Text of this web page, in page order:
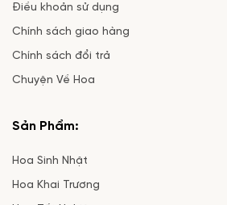
Điều khoản sử dụng
Chính sách giao hàng
Chính sách đổi trả
Chuyện Về Hoa
Sản Phẩm:
Hoa Sinh Nhật
Hoa Khai Trương